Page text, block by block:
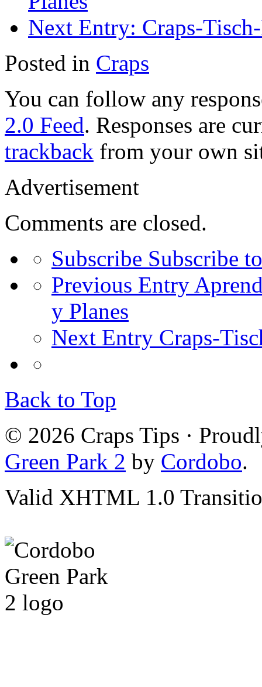
Next Entry: Craps-
Posted in Craps
You can follow any
2.0 Feed. Responses are
trackback from your own
Advertisement
Comments are closed.
Subscribe Subscribe
Previous Entry
y Planes
Next Entry Craps-
Back to Top
© 2026 Craps Tips ·
Green Park 2 by Cordobo.
Valid XHTML 1.0